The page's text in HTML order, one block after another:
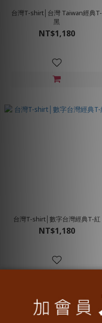
台灣T-shirt│台灣 Taiwan經典T-
黑
NT$1,180
台灣T-shirt│數字台灣經典T-紅
NT$1,180